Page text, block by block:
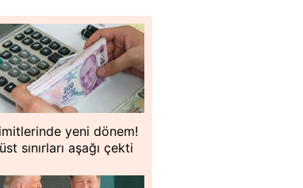
yeni dönem!
sınırları aşağı çekti